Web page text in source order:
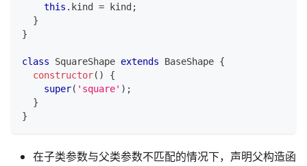
this . kind = kind ;
}
}
class SquareShape extends BaseShape {
constructor( )
{
super( 'square' ) ;
}
}
在子类参数与父类参数不匹配的情况下，声明父构造函